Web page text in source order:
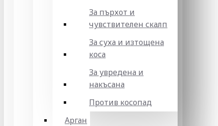
За пърхот и
чувствителен скалп
За суха и изтощена
коса
За увредена и
накъсана
Против косопад
Арган